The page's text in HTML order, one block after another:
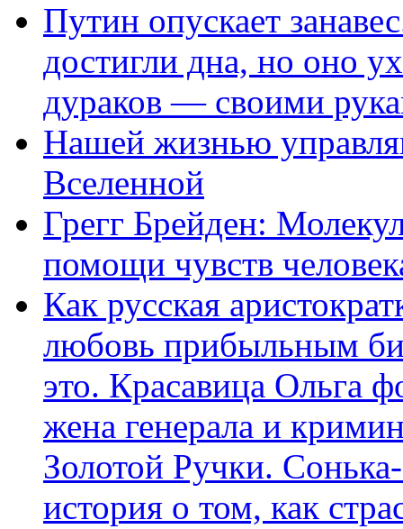
Путин опускает
достигли дна, но оно
дураков — своими
Нашей жизнью
Вселенной
Грегг Брейден:
помощи чувств
Как русская
любовь прибыльным
это. Красавица Ольга
жена генерала и
Золотой Ручки.
история о том, как